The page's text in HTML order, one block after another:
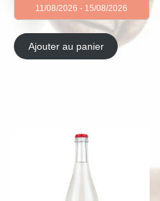
11/08/2026 - 15/08/2026
Ajouter au panier